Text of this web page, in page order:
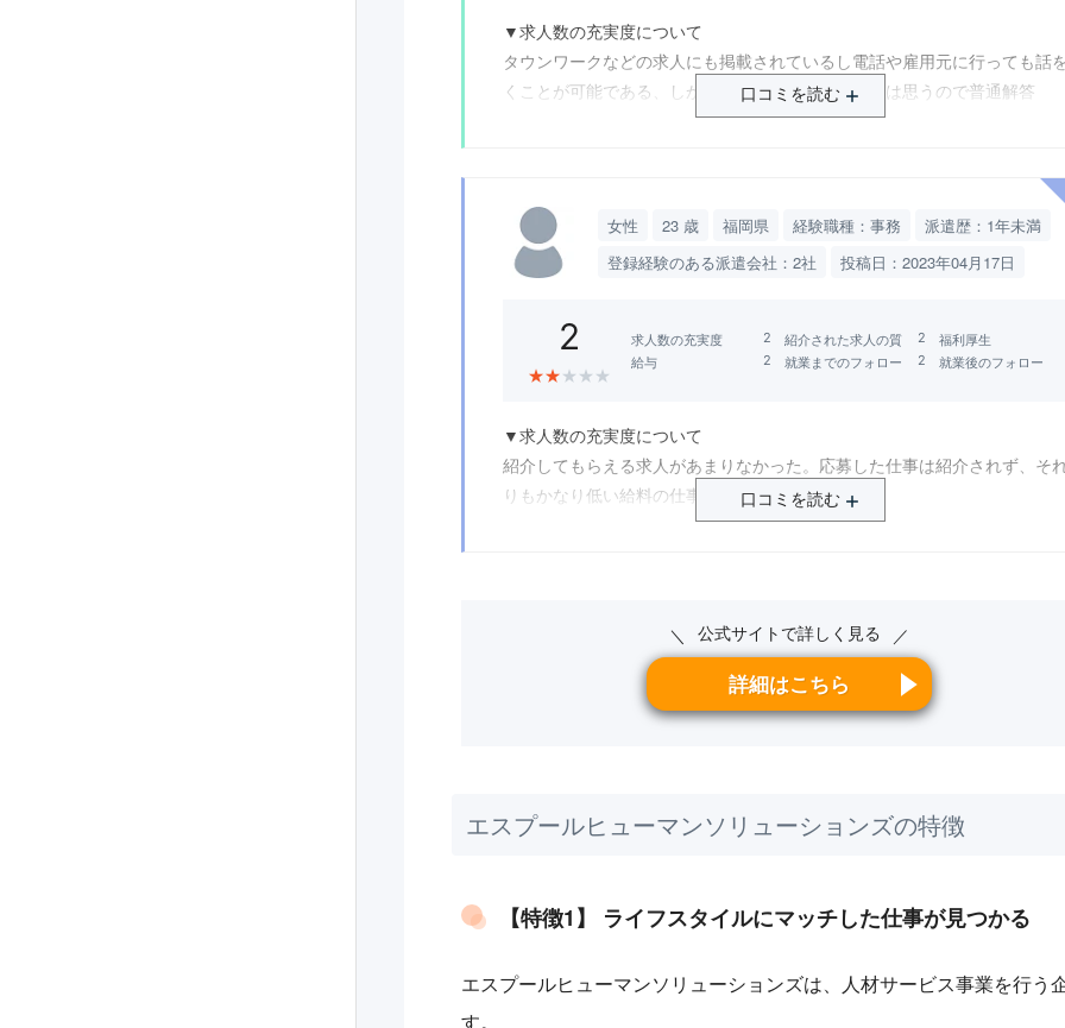
▼求人数の充実度について
タウンワークなどの求人にも掲載されているし電話や雇用元に行っても話
くことが可能である、しかしどの会社でも同じだとは思うので普通解答
社会保険は完備されているし給与先払いにも対応しているため高評価
▼給与について
基本的に交通費込みの計算のため場所によっては割に合わない事がある。
業務内容の確認と初日の時間などの確認など基本的なことはするため普通
▼就業後のフォローについて
良くも悪くも何もない
様々な派遣会社のの評価を見たときにほぼ変わらない。何においても秀で
分もないため
口コミを読む
女性 23 歳 福岡県 経験職種：事務
派遣歴：1年未満
登録経験のある派遣会社：2社
投稿日：2023年04月17日
2
★★★ ★ ★
求人数の充実度 紹介された求人の質
福利厚生
給与
就業までのフォロー 就業後のフォロー
▼求人数の充実度について
紹介してもらえる求人があまりなかった。応募した仕事は紹介されず、そ
りもかなり低い給料の仕事を紹介された
同じ仕事でも、他の派遣会社よりも200円ほど低かった
▼就業までのフォローについて
▼総合的な評価について
口コミを読む
＼ 公式サイトで詳しく見る ／
詳細はこちら
エスプールヒューマンソリューションズの特徴
【特徴1】 ライフスタイルにマッチした仕事が見つかる
エスプールヒューマンソリューションズは、人材サービス事業を行う
す。